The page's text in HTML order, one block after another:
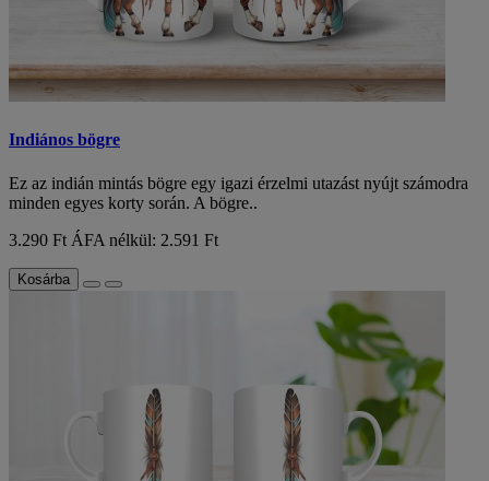
Indiános bögre
Ez az indián mintás bögre egy igazi érzelmi utazást nyújt számodra
minden egyes korty során. A bögre..
3.290 Ft ÁFA nélkül: 2.591 Ft
Kosárba